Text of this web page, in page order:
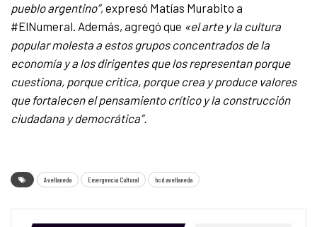
pueblo argentino”, expresó Matías Murabito a
#ElNumeral. Además, agregó que «el arte y la cultura
popular molesta a estos grupos concentrados de la
economía y a los dirigentes que los representan porque
cuestiona, porque critica, porque crea y produce valores
que fortalecen el pensamiento crítico y la construcción
ciudadana y democrática”.
Avellaneda Emergencia Cultural hcd avellaneda